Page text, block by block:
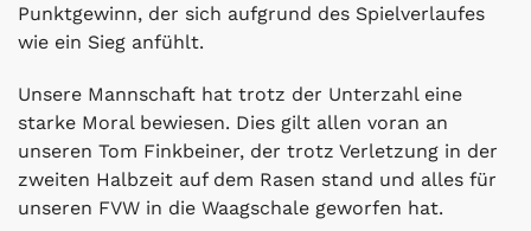
Punktgewinn, der sich aufgrund des Spielverlaufes
wie ein Sieg anfühlt.
Unsere Mannschaft hat trotz der Unterzahl eine
starke Moral bewiesen. Dies gilt allen voran an
unseren Tom Finkbeiner, der trotz Verletzung in der
zweiten Halbzeit auf dem Rasen stand und alles für
unseren FVW in die Waagschale geworfen hat.